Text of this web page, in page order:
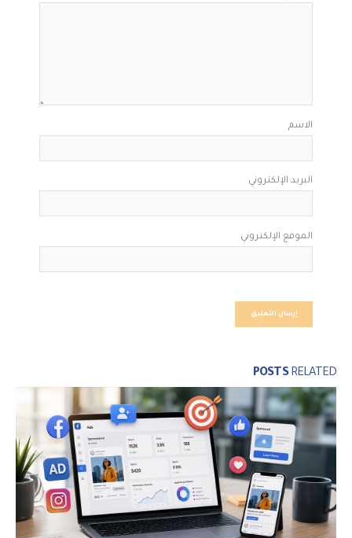
الاسم
البريد الإلكتروني
الموقع الإلكتروني
RELATED
POSTS